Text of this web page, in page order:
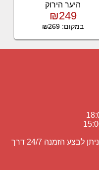
היער הירוק
₪249
במקום:₪269
אחרי שעות פעילות מוקד ההזמנות, ניתן לבצע הזמנה 24/7 דרך